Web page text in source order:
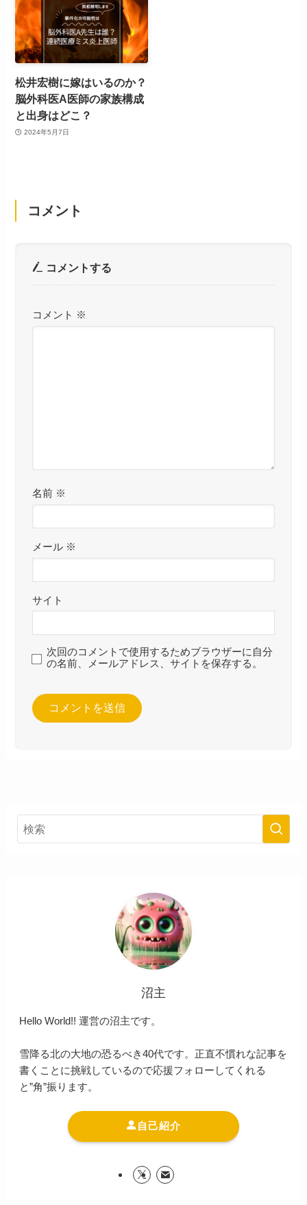
松井宏樹に嫁はいるのか？
脳外科医A医師の家族構成
と出身はどこ？
2024年5月7日
コメント
コメントする
コメント ※
名前 ※
メール ※
サイト
次回のコメントで使用するためブラウザーに自分
の名前、メールアドレス、サイトを保存する。
沼主
Hello World!! 運営の沼主です。
雪降る北の大地の恐るべき40代です。正直不慣れな記事を
書くことに挑戦しているので応援フォローしてくれる
と”角”振ります。
自己紹介